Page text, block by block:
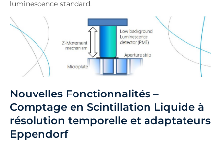
luminescence standard.
Nouvelles Fonctionnalités –
Comptage en Scintillation Liquide à
résolution temporelle et adaptateurs
Eppendorf